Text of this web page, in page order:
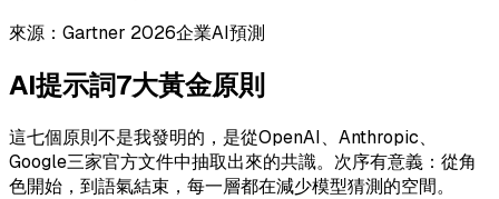
來源： Gartner 2026企業AI預測
AI提示詞7大黃金原則
這七個原則不是我發明的，是從OpenAI、Anthropic、
Google三家官方文件中抽取出來的共識。次序有意義：從角
色開始，到語氣結束，每一層都在減少模型猜測的空間。